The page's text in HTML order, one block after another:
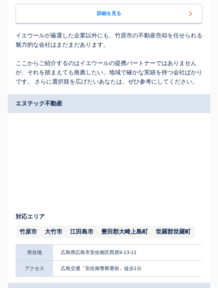
詳細を見る
イエウールが厳選した企業以外にも、竹原市の不動産売却を任せられる
魅力的な会社はまだまだあります。
ここからご紹介するのはイエウールの提携パートナーではありません
が、それを踏まえても推薦したい、地域で確かな実績を持つ会社ばかり
です。 さらに選択肢を広げたいあなたは、ぜひ参考にしてください。
エヌテック不動産
対応エリア
竹原市 大竹市 江田島市 豊田郡大崎上島町 世羅郡世羅町
所在地 広島県広島市安佐南区西原9-13-11
アクセス 広島交通「安佐南警察署前」徒歩1分